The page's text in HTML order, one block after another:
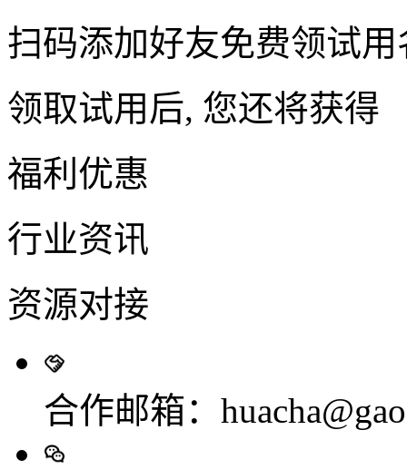
扫码添加好友免费领试用
领取试用后, 您还将获得
福利优惠
行业资讯
资源对接
合作邮箱：